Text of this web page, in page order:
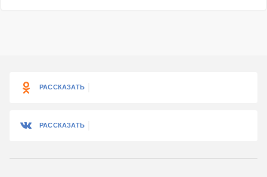
РАССКАЗАТЬ
РАССКАЗАТЬ